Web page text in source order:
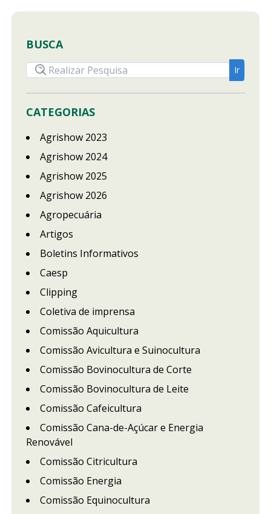
BUSCA
CATEGORIAS
Agrishow 2023
Agrishow 2024
Agrishow 2025
Agrishow 2026
Agropecuária
Artigos
Boletins Informativos
Caesp
Clipping
Coletiva de imprensa
Comissão Aquicultura
Comissão Avicultura e Suinocultura
Comissão Bovinocultura de Corte
Comissão Bovinocultura de Leite
Comissão Cafeicultura
Comissão Cana-de-Açúcar e Energia
Renovável
Comissão Citricultura
Comissão Energia
Comissão Equinocultura